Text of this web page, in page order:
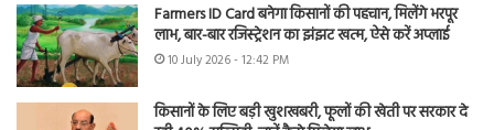
Farmers ID Card बनेगा किसानों की पहचान, मिलेंगे भरपूर
लाभ, बार-बार रजिस्ट्रेशन का झंझट खत्म, ऐसे करें अप्लाई
10 July 2026 - 12:42 PM
किसानों के लिए बड़ी खुशखबरी, फूलों की खेती पर सरकार दे